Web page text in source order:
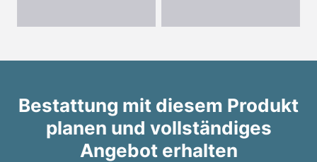
Bestattung mit diesem Produkt
planen und vollständiges
Angebot erhalten